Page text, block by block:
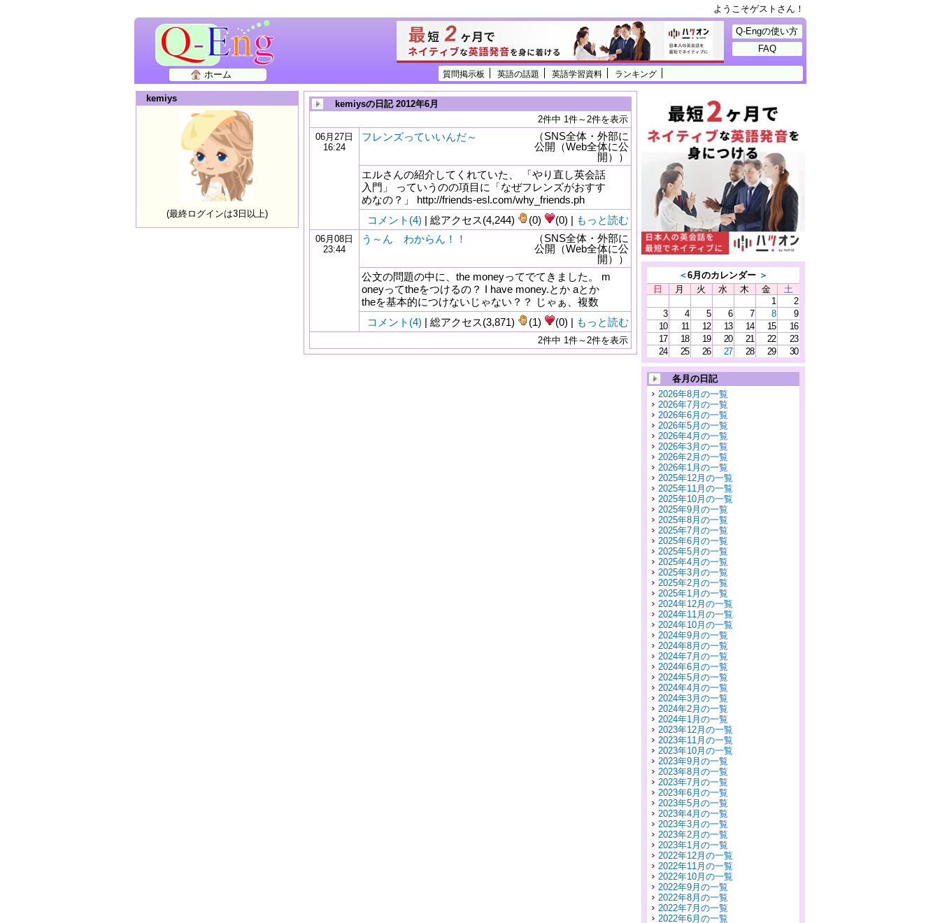
ようこそゲストさん！
質問掲示板 英語の話題 英語学習資料 ランキング
ホーム
Q-Engの使い方
FAQ
kemiys
(最終ログインは3日以上)
kemiysの日記 2012年6月
2件中 1件～2件を表示
06月27日
16:24
フレンズっていいんだ～
（SNS全体・外部に
公開（Web全体に公
開））
エルさんの紹介してくれていた、 「やり直し英会話
入門」 っていうのの項目に「なぜフレンズがおすす
めなの？」 http://friends-esl.com/why_friends.ph
コメント(4) | 総アクセス(4,244) (0) (0) | もっと読む
06月08日
23:44
う～ん わからん！！
（SNS全体・外部に
公開（Web全体に公
開））
公文の問題の中に、the moneyってでてきました。 m
oneyってtheをつけるの？ I have money.とか aとか
theを基本的につけないじゃない？？ じゃぁ、複数
コメント(4) | 総アクセス(3,871) (1) (0) | もっと読む
2件中 1件～2件を表示
＜6月のカレンダー ＞
日
月 火 水 木 金
土
1
2
3
4 5 6 7 8
9
10
11 12 13 14 15
16
17
18 19 20 21 22
23
24
25 26 27 28 29 30
各月の日記
2026年8月の一覧
2026年7月の一覧
2026年6月の一覧
2026年5月の一覧
2026年4月の一覧
2026年3月の一覧
2026年2月の一覧
2026年1月の一覧
2025年12月の一覧
2025年11月の一覧
2025年10月の一覧
2025年9月の一覧
2025年8月の一覧
2025年7月の一覧
2025年6月の一覧
2025年5月の一覧
2025年4月の一覧
2025年3月の一覧
2025年2月の一覧
2025年1月の一覧
2024年12月の一覧
2024年11月の一覧
2024年10月の一覧
2024年9月の一覧
2024年8月の一覧
2024年7月の一覧
2024年6月の一覧
2024年5月の一覧
2024年4月の一覧
2024年3月の一覧
2024年2月の一覧
2024年1月の一覧
2023年12月の一覧
2023年11月の一覧
2023年10月の一覧
2023年9月の一覧
2023年8月の一覧
2023年7月の一覧
2023年6月の一覧
2023年5月の一覧
2023年4月の一覧
2023年3月の一覧
2023年2月の一覧
2023年1月の一覧
2022年12月の一覧
2022年11月の一覧
2022年10月の一覧
2022年9月の一覧
2022年8月の一覧
2022年7月の一覧
2022年6月の一覧